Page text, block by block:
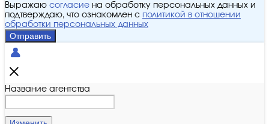
Выражаю согласие на обработку персональных данных и
подтверждаю, что ознакомлен с политикой в отношении
обработки персональных данных
Отправить
Название агентства